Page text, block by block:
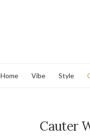
Home Vibe Style
Cauter